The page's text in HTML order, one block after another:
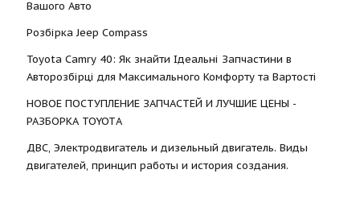
Вашого Авто
Розбірка Jeep Compass
Toyota Camry 40: Як знайти Ідеальні Запчастини в
Авторозбірці для Максимального Комфорту та Вартості
НОВОЕ ПОСТУПЛЕНИЕ ЗАПЧАСТЕЙ И ЛУЧШИЕ ЦЕНЫ -
РАЗБОРКА TOYOTА
ДВС, Электродвигатель и дизельный двигатель. Виды
двигателей, принцип работы и история создания.